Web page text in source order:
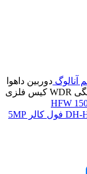
آنالوگ دوربین داهوا
خرید دوربین داهوا DH-HAC-HFW1509TP-A-LED فول کالر 5MP